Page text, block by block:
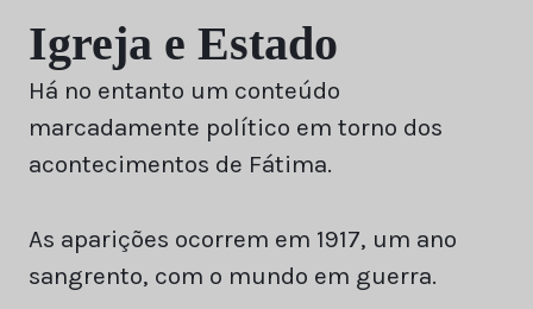
Igreja e Estado
Há no entanto um conteúdo
marcadamente político em torno dos
acontecimentos de Fátima.
As aparições ocorrem em 1917, um ano
sangrento, com o mundo em guerra.